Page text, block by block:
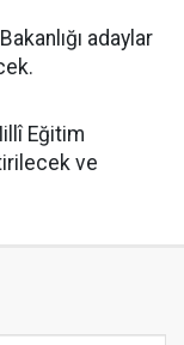
adaylar
Eğitim
ve